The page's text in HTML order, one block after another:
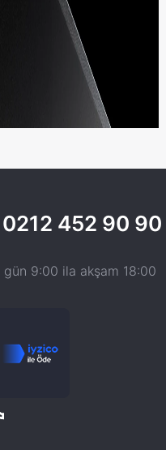
0212 452 90 90
9:00 ila akşam 18:00